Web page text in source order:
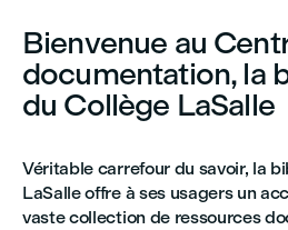
Bienvenue au
documentation, la
du Collège LaSalle
Véritable carrefour du savoir, la
LaSalle offre à ses usagers un
vaste collection de ressources